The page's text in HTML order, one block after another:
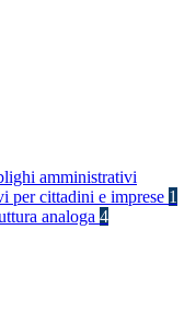
amministrativi
per cittadini e imprese 1
analoga 4